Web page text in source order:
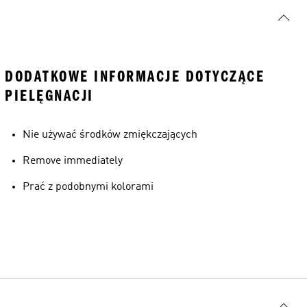
DODATKOWE INFORMACJE DOTYCZĄCE
PIELĘGNACJI
Nie używać środków zmiękczających
Remove immediately
Prać z podobnymi kolorami